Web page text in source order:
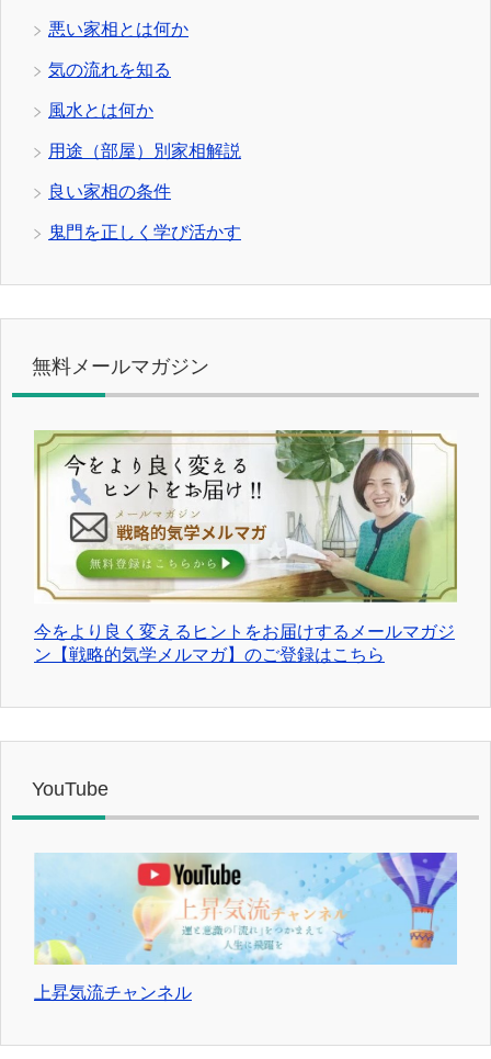
悪い家相とは何か
気の流れを知る
風水とは何か
用途（部屋）別家相解説
良い家相の条件
鬼門を正しく学び活かす
無料メールマガジン
今をより良く変えるヒントをお届けするメールマガジ
ン【戦略的気学メルマガ】のご登録はこちら
YouTube
上昇気流チャンネル